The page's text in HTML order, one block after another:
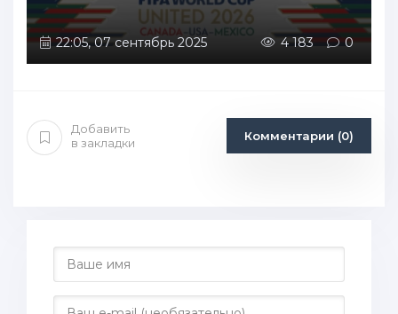
22:05, 07 сентябрь 2025 4 183 0
Добавить
в закладки
Комментарии (0)